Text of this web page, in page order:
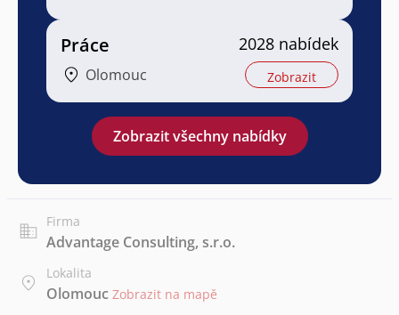
Práce
Olomouc
2028 nabídek
Zobrazit
Zobrazit všechny nabídky
Firma
Advantage Consulting, s.r.o.
Lokalita
Olomouc Zobrazit na mapě